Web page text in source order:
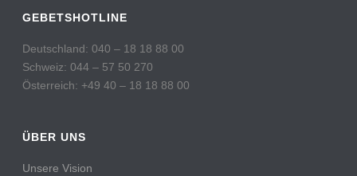
GEBETSHOTLINE
Deutschland: 040 – 18 18 88 00
Schweiz: 044 – 57 50 270
Österreich: +49 40 – 18 18 88 00
ÜBER UNS
Unsere Vision